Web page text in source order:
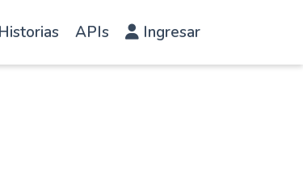
Historias APIs Ingresar